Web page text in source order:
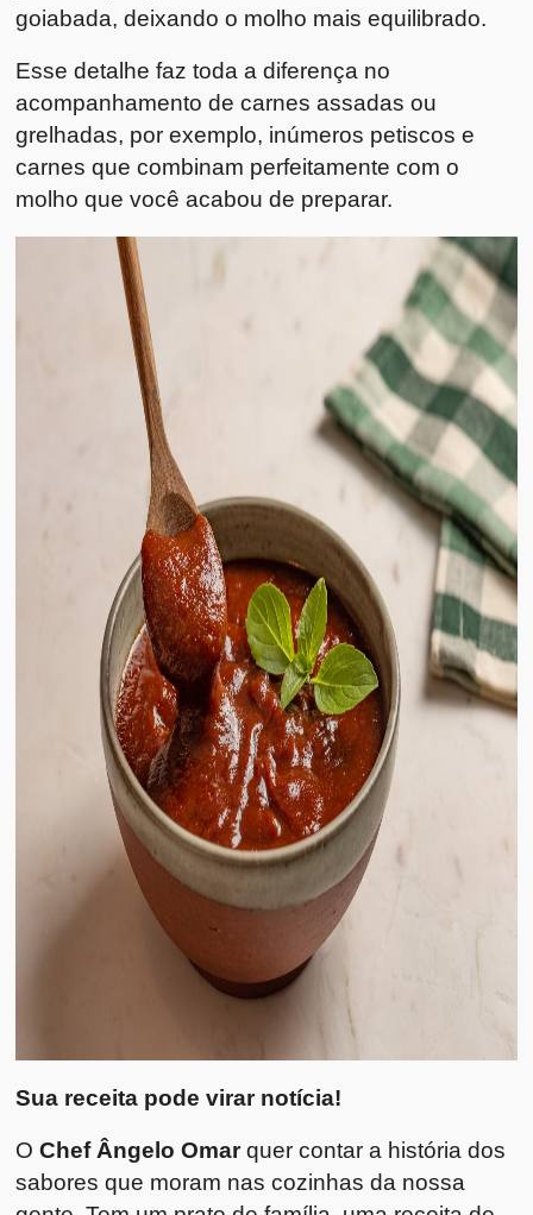
goiabada, deixando o molho mais equilibrado.
Esse detalhe faz toda a diferença no
acompanhamento de carnes assadas ou
grelhadas, por exemplo, inúmeros petiscos e
carnes que combinam perfeitamente com o
molho que você acabou de preparar.
Sua receita pode virar notícia!
OChef Ângelo Omarquer contar a história dos
sabores que moram nas cozinhas da nossa